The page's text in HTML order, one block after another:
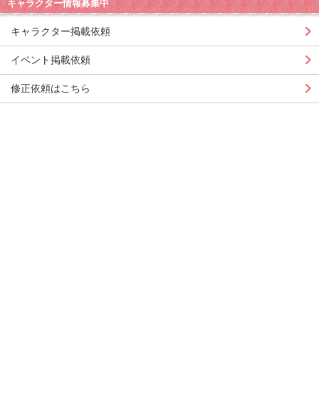
キャラクター情報募集中
キャラクター掲載依頼
イベント掲載依頼
修正依頼はこちら